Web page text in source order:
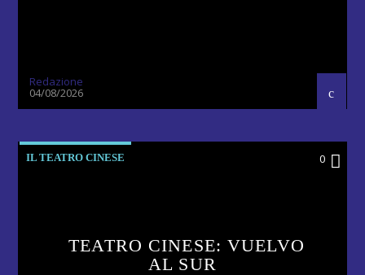
Redazione
04/08/2026
IL TEATRO CINESE 0
TEATRO CINESE: VUELVO
AL SUR